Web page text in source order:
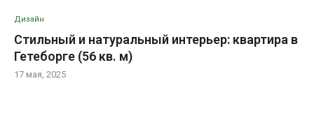
Дизайн
Стильный и натуральный интерьер: квартира в
Гетеборге (56 кв. м)
17 мая, 2025